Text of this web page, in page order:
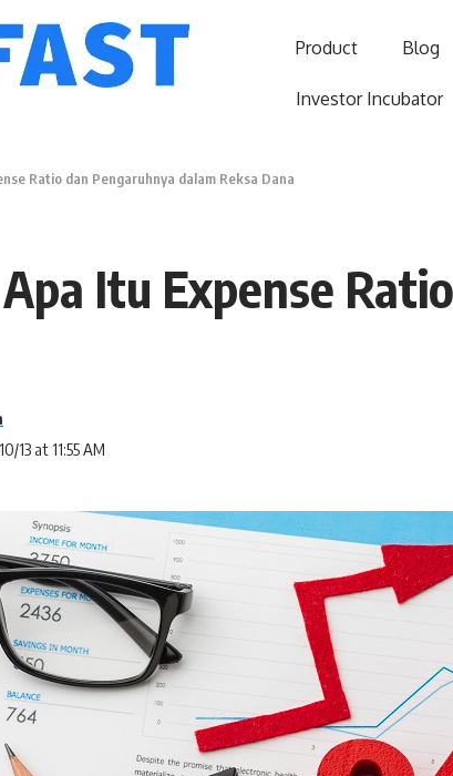
Product Blog
Investor Incubator
Ratio dan Pengaruhnya dalam Reksa Dana
Itu Expense
13 at 11:55 AM